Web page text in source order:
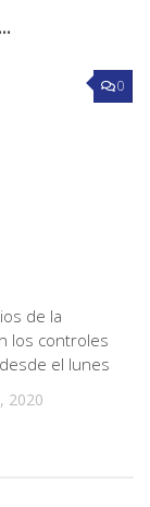
0
de la
los controles
el lunes
2020